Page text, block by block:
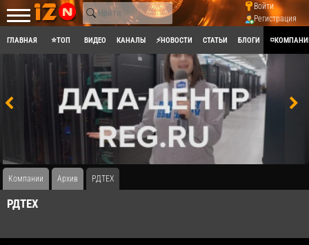
Войти
Регистрация
ГЛАВНАЯ ⭐ТОП ВИДЕО КАНАЛЫ ⚡НОВОСТИ СТАТЬИ БЛОГИ
Компании Архив РДТЕХ
РДТЕХ